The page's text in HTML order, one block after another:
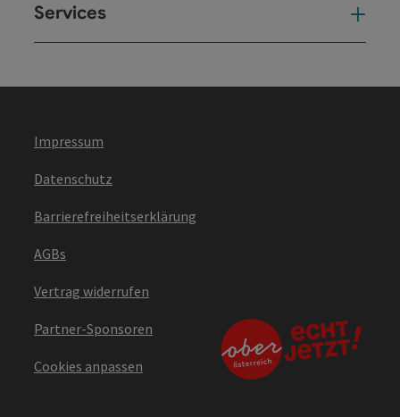
Services
Impressum
Datenschutz
Barrierefreiheitserklärung
AGBs
Vertrag widerrufen
Partner-Sponsoren
Cookies anpassen